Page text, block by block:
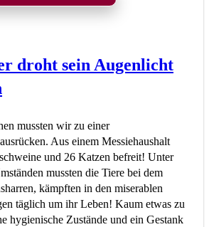
droht sein Augenlicht
mussten wir zu einer
Aus einem Messiehaushalt
und 26 Katzen befreit! Unter
mussten die Tiere bei dem
kämpften in den miserablen
täglich um ihr Leben! Kaum etwas zu
hygienische Zustände und ein Gestank